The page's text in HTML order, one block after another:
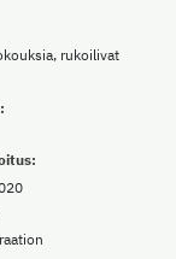
rukoilivat